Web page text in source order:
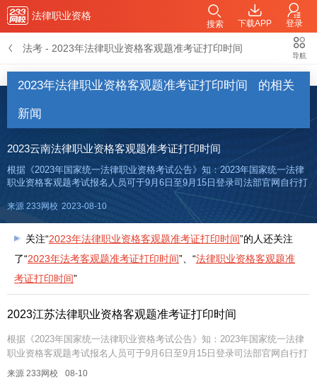
法律职业资格
下载APP 登录
搜索
法考 - 2023年法律职业资格客观题准考证打印时间
导航
2023年法律职业资格客观题准考证打印时间 的相关
新闻
2023云南法律职业资格客观题准考证打印时间
根据《2023年国家统一法律职业资格考试公告》知：2023年国家统一法律
职业资格客观题考试报名人员可于9月6日至9月15日登录司法部官网自行打
印准考证。插入模块2023年法考客观题准考证打印时间2023年国家统一法
律职业资格客观题考试报名人员可于9月6日至9月
来源 233网校 2023-08-10
关注“2023年法律职业资格客观题准考证打印时间”的人还关注
了“2023年法考客观题准考证打印时间”、“法律职业资格客观题准
考证打印时间”
2023江苏法律职业资格客观题准考证打印时间
根据《2023年国家统一法律职业资格考试公告》知：2023年国家统一法律
职业资格客观题考试报名人员可于9月6日至9月15日登录司法部官网自行打
印准考证。插入模块2023年法考客观题准考证打印时间202...
来源 233网校 08-10